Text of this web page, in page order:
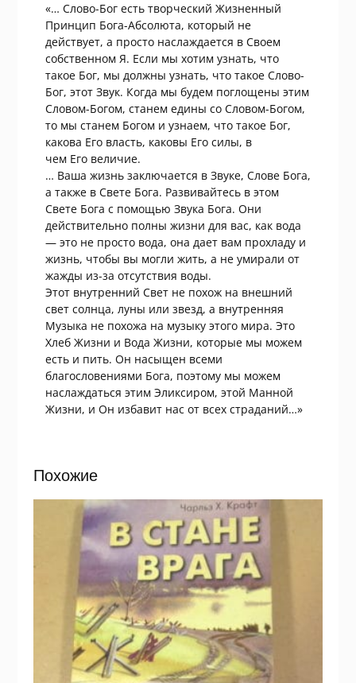
«… Слово-Бог есть творческий Жизненный
Принцип Бога-Абсолюта, который не
действует, а просто наслаждается в Своем
собственном Я. Если мы хотим узнать, что
такое Бог, мы должны узнать, что такое Слово-
Бог, этот Звук. Когда мы будем поглощены этим
Словом-Богом, станем едины со Словом-Богом,
то мы станем Богом и узнаем, что такое Бог,
какова Его власть, каковы Его силы, в
чем Его величие.
… Ваша жизнь заключается в Звуке, Слове Бога,
а также в Свете Бога. Развивайтесь в этом
Свете Бога с помощью Звука Бога. Они
действительно полны жизни для вас, как вода
— это не просто вода, она дает вам прохладу и
жизнь, чтобы вы могли жить, а не умирали от
жажды из-за отсутствия воды.
Этот внутренний Свет не похож на внешний
свет солнца, луны или звезд, а внутренняя
Музыка не похожа на музыку этого мира. Это
Хлеб Жизни и Вода Жизни, которые мы можем
есть и пить. Он насыщен всеми
благословениями Бога, поэтому мы можем
наслаждаться этим Эликсиром, этой Манной
Жизни, и Он избавит нас от всех страданий…»
Похожие